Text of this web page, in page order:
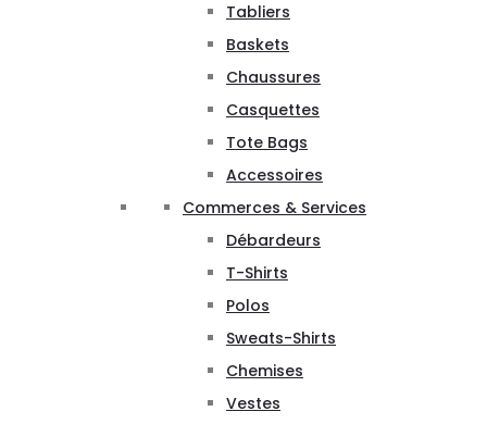
Tabliers
Baskets
Chaussures
Casquettes
Tote Bags
Accessoires
Commerces & Services
Débardeurs
T-Shirts
Polos
Sweats-Shirts
Chemises
Vestes